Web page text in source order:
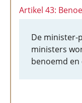
Artikel 43:
De minister-
ministers
benoemd en